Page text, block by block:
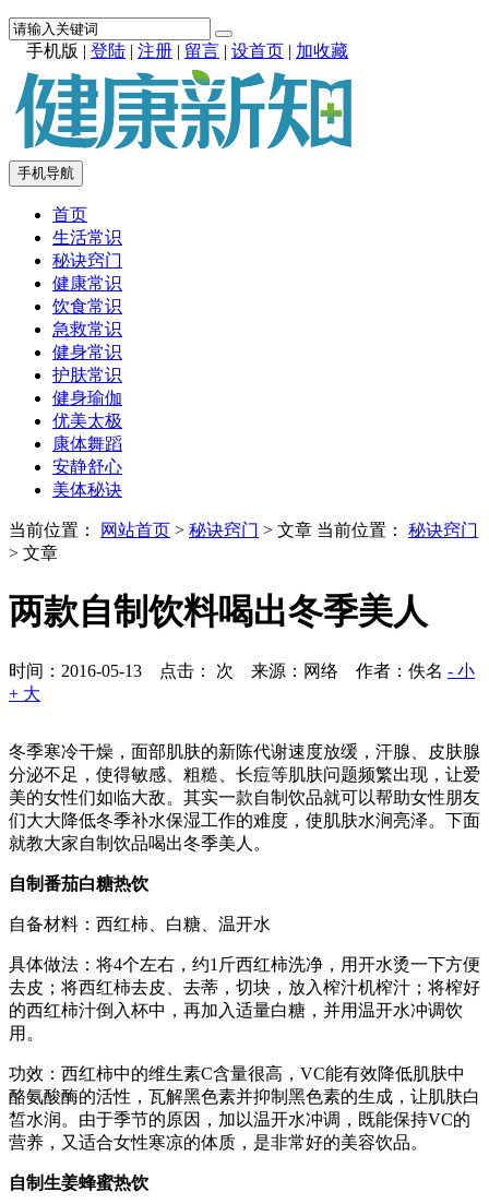
手机版 | 登陆 | 注册 | 留言 | 设首页 | 加收藏
手机导航
首页
生活常识
秘诀窍门
健康常识
饮食常识
急救常识
健身常识
护肤常识
健身瑜伽
优美太极
康体舞蹈
安静舒心
美体秘诀
当前位置： 网站首页 > 秘诀窍门 > 文章 当前位置： 秘诀窍门
> 文章
两款自制饮料喝出冬季美人
时间：2016-05-13 点击： 次 来源：网络 作者：佚名 - 小
+ 大
冬季寒冷干燥，面部肌肤的新陈代谢速度放缓，汗腺、皮肤腺
分泌不足，使得敏感、粗糙、长痘等肌肤问题频繁出现，让爱
美的女性们如临大敌。其实一款自制饮品就可以帮助女性朋友
们大大降低冬季补水保湿工作的难度，使肌肤水涧亮泽。下面
就教大家自制饮品喝出冬季美人。
自制番茄白糖热饮
自备材料：西红柿、白糖、温开水
具体做法：将4个左右，约1斤西红柿洗净，用开水烫一下方便
去皮；将西红柿去皮、去蒂，切块，放入榨汁机榨汁；将榨好
的西红柿汁倒入杯中，再加入适量白糖，并用温开水冲调饮
用。
功效：西红柿中的维生素C含量很高，VC能有效降低肌肤中
酪氨酸酶的活性，瓦解黑色素并抑制黑色素的生成，让肌肤白
皙水润。由于季节的原因，加以温开水冲调，既能保持VC的
营养，又适合女性寒凉的体质，是非常好的美容饮品。
自制生姜蜂蜜热饮